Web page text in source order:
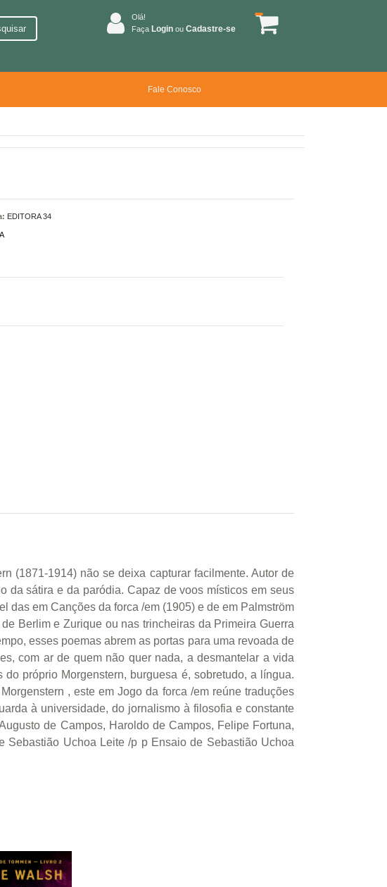
Olá!
Faça Login ou Cadastre-se
Fale Conosco
EDITORA 34
(1871-1914) não se deixa capturar facilmente. Autor de
da sátira e da paródia. Capaz de voos místicos em seus
das em Canções da forca /em (1905) e de em Palmström
Berlim e Zurique ou nas trincheiras da Primeira Guerra
esses poemas abrem as portas para uma revoada de
com ar de quem não quer nada, a desmantelar a vida
próprio Morgenstern, burguesa é, sobretudo, a língua.
, este em Jogo da forca /em reúne traduções
à universidade, do jornalismo à filosofia e constante
de Campos, Haroldo de Campos, Felipe Fortuna,
Sebastião Uchoa Leite /p p Ensaio de Sebastião Uchoa